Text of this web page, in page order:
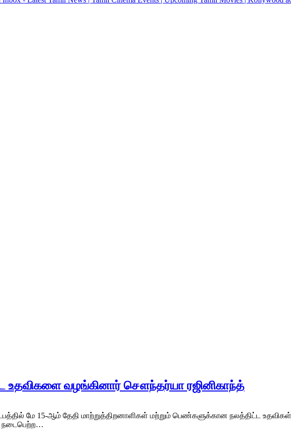
உதவிகளை வழங்கினார் சௌந்தர்யா ரஜினிகாந்த்
மே 15-ஆம் தேதி மாற்றுத்திறனாளிகள் மற்றும் பெண்களுக்கான நலத்திட்ட உதவிகள்
நடைபெற்ற…